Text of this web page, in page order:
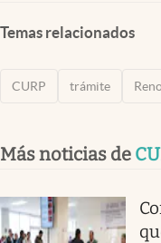
Temas relacionados
CURP trámite
Más noticias de